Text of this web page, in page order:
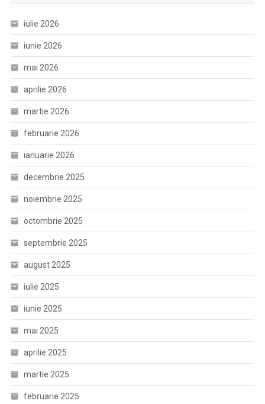
iulie 2026
iunie 2026
mai 2026
aprilie 2026
martie 2026
februarie 2026
ianuarie 2026
decembrie 2025
noiembrie 2025
octombrie 2025
septembrie 2025
august 2025
iulie 2025
iunie 2025
mai 2025
aprilie 2025
martie 2025
februarie 2025